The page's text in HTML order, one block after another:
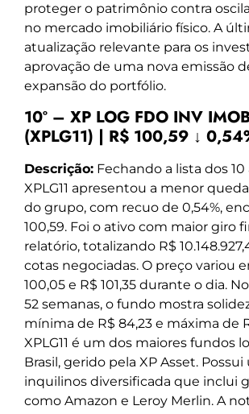
proteger o patrimônio contra
no mercado imobiliário físico. A
atualização relevante para os
aprovação de uma nova emissão
expansão do portfólio.
10º – XP LOG FDO INV
(XPLG11) | R$ 100,59 ↓
Descrição: Fechando a lista dos 10
XPLG11 apresentou a menor
do grupo, com recuo de 0,54%,
100,59. Foi o ativo com maior giro
relatório, totalizando R$
cotas negociadas. O preço variou
100,05 e R$ 101,35 durante o dia.
52 semanas, o fundo mostra
mínima de R$ 84,23 e máxima de
XPLG11 é um dos maiores fundos
Brasil, gerido pela XP Asset.
inquilinos diversificada que inclui
como Amazon e Leroy Merlin. A